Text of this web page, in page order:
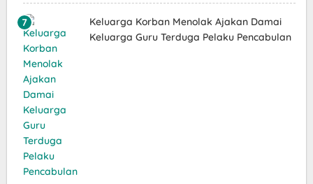
Keluarga Korban Menolak Ajakan Damai
Keluarga Guru Terduga Pelaku Pencabulan